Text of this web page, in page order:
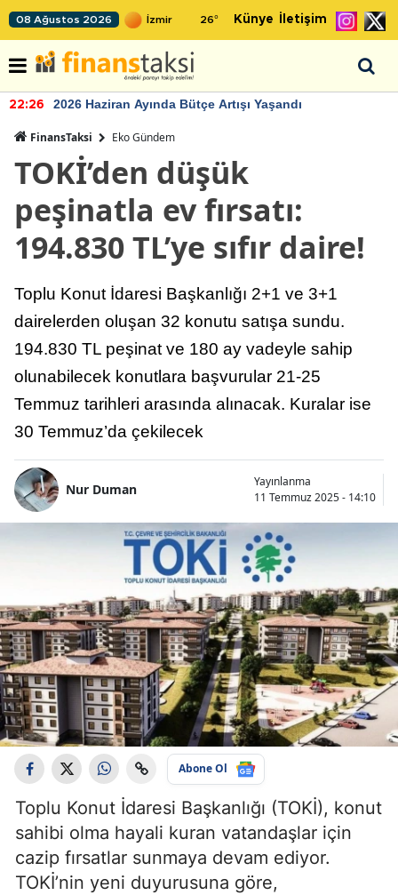
08 Ağustos 2026 26° Künye İletişim
22:26 2026 Haziran Ayında Bütçe Artışı Yaşandı
FinansTaksi Eko Gündem
TOKİ’den düşük
peşinatla ev fırsatı:
194.830 TL’ye sıfır daire!
Toplu Konut İdaresi Başkanlığı 2+1 ve 3+1
dairelerden oluşan 32 konutu satışa sundu.
194.830 TL peşinat ve 180 ay vadeyle sahip
olunabilecek konutlara başvurular 21-25
Temmuz tarihleri arasında alınacak. Kuralar ise
30 Temmuz’da çekilecek
Nur Duman
Yayınlanma
11 Temmuz 2025 - 14:10
Abone Ol
Toplu Konut İdaresi Başkanlığı (TOKİ), konut
sahibi olma hayali kuran vatandaşlar için
cazip fırsatlar sunmaya devam ediyor.
TOKİ’nin yeni duyurusuna göre,